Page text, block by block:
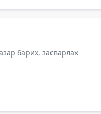
барих, засварлах